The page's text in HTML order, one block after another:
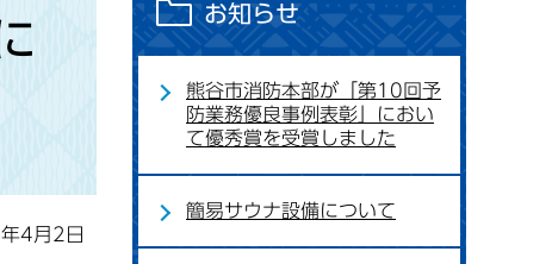
4月2日
お知らせ
熊谷市消防本部が「第10回予
防業務優良事例表彰」におい
て優秀賞を受賞しました
簡易サウナ設備について